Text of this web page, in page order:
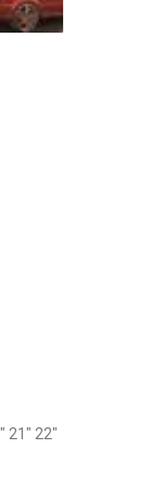
21" 22"